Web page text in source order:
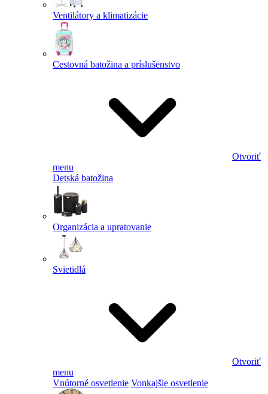
Ventilátory a klimatizácie
Cestovná batožina a príslušenstvo
Otvoriť
menu
Detská batožina
Organizácia a upratovanie
Svietidlá
Otvoriť
menu
Vnútorné osvetlenie Vonkajšie osvetlenie